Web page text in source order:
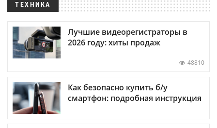
ТЕХНИКА
Лучшие видеорегистраторы в
2026 году: хиты продаж
48810
Как безопасно купить б/у
смартфон: подробная инструкция